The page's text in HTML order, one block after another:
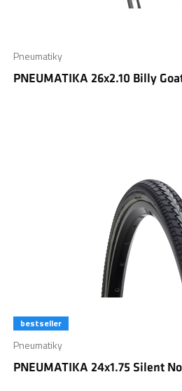
Pneumatiky
PNEUMATIKA 26x2.10 Billy
bestseller
Pneumatiky
PNEUMATIKA 24x1.75 Silent